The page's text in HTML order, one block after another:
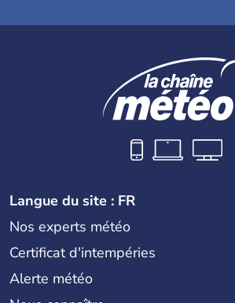
Langue du site : FR
Nos experts météo
Certificat d'intempéries
Alerte météo